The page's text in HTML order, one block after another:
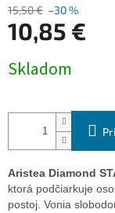
15,50 € –30 %
10,85 €
cena:
Skladom
Aristea Diamond
ktorá podčiarkuje
postoj. Vonia